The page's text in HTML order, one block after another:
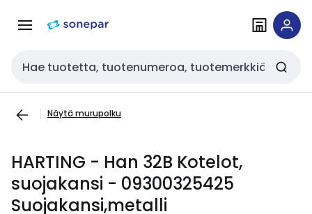
navigointiinsisältöön
Haku
Näytä murupolku
HARTING - Han 32B Kotelot,
suojakansi - 09300325425
Suojakansi,metalli